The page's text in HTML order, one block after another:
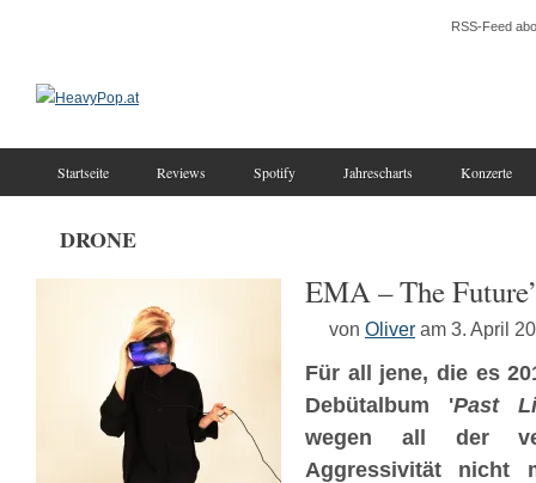
RSS-Feed
Startseite Reviews Spotify Jahrescharts Konzerte
DRONE
EMA – The
von Oliver am 3. April
Für all jene, die es
Debütalbum 'Past
wegen all der
Aggressivität nicht